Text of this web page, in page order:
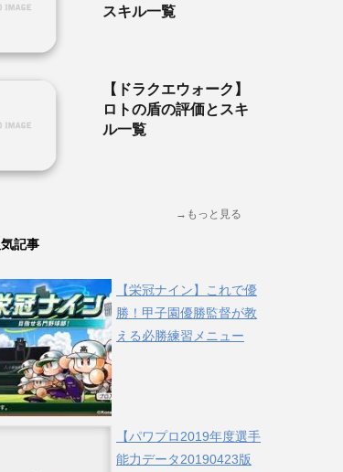
スキル一覧
【ドラクエウォーク】
ロトの盾の評価とスキ
ル一覧
→もっと見る
気記事
【栄冠ナイン】これで優
勝！甲子園優勝監督が教
える必勝練習メニュー
【パワプロ2019年度選手
能力データ20190423版